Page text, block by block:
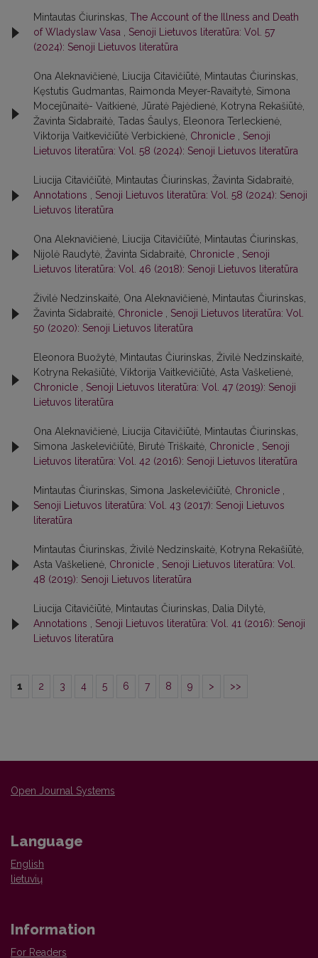
Mintautas Čiurinskas, The Account of the Illness and Death
of Wladyslaw Vasa , Senoji Lietuvos literatūra: Vol. 57
(2024): Senoji Lietuvos literatūra
Ona Aleknavičienė, Liucija Citavičiūtė, Mintautas Čiurinskas,
Kęstutis Gudmantas, Raimonda Meyer-Ravaitytė, Simona
Mocejūnaitė- Vaitkienė, Jūratė Pajėdienė, Kotryna Rekašiūtė,
Žavinta Sidabraitė, Tadas Šaulys, Eleonora Terleckienė,
Viktorija Vaitkevičiūtė Verbickienė, Chronicle , Senoji
Lietuvos literatūra: Vol. 58 (2024): Senoji Lietuvos literatūra
Liucija Citavičiūtė, Mintautas Čiurinskas, Žavinta Sidabraitė,
Annotations , Senoji Lietuvos literatūra: Vol. 58 (2024): Senoji
Lietuvos literatūra
Ona Aleknavičienė, Liucija Citavičiūtė, Mintautas Čiurinskas,
Nijolė Raudytė, Žavinta Sidabraitė, Chronicle , Senoji
Lietuvos literatūra: Vol. 46 (2018): Senoji Lietuvos literatūra
Živilė Nedzinskaitė, Ona Aleknavičienė, Mintautas Čiurinskas,
Žavinta Sidabraitė, Chronicle , Senoji Lietuvos literatūra: Vol.
50 (2020): Senoji Lietuvos literatūra
Eleonora Buožytė, Mintautas Čiurinskas, Živilė Nedzinskaitė,
Kotryna Rekašiūtė, Viktorija Vaitkevičiūtė, Asta Vaškelienė,
Chronicle , Senoji Lietuvos literatūra: Vol. 47 (2019): Senoji
Lietuvos literatūra
Ona Aleknavičienė, Liucija Citavičiūtė, Mintautas Čiurinskas,
Simona Jaskelevičiūtė, Birutė Triškaitė, Chronicle , Senoji
Lietuvos literatūra: Vol. 42 (2016): Senoji Lietuvos literatūra
Mintautas Čiurinskas, Simona Jaskelevičiūtė, Chronicle ,
Senoji Lietuvos literatūra: Vol. 43 (2017): Senoji Lietuvos
literatūra
Mintautas Čiurinskas, Živilė Nedzinskaitė, Kotryna Rekašiūtė,
Asta Vaškelienė, Chronicle , Senoji Lietuvos literatūra: Vol.
48 (2019): Senoji Lietuvos literatūra
Liucija Citavičiūtė, Mintautas Čiurinskas, Dalia Dilytė,
Annotations , Senoji Lietuvos literatūra: Vol. 41 (2016): Senoji
Lietuvos literatūra
1 2 3 4 5 6 7 8 9 > >>
Open Journal Systems
Language
English
lietuvių
Information
For Readers